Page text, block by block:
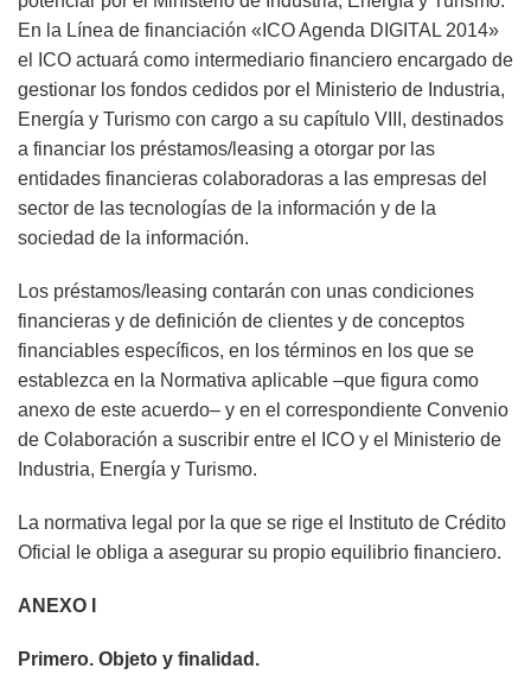
En la Línea de financiación «ICO Agenda DIGITAL 2014»
el ICO actuará como intermediario financiero encargado de
gestionar los fondos cedidos por el Ministerio de Industria,
Energía y Turismo con cargo a su capítulo VIII, destinados
a financiar los préstamos/leasing a otorgar por las
entidades financieras colaboradoras a las empresas del
sector de las tecnologías de la información y de la
sociedad de la información.
Los préstamos/leasing contarán con unas condiciones
financieras y de definición de clientes y de conceptos
financiables específicos, en los términos en los que se
establezca en la Normativa aplicable –que figura como
anexo de este acuerdo– y en el correspondiente Convenio
de Colaboración a suscribir entre el ICO y el Ministerio de
Industria, Energía y Turismo.
La normativa legal por la que se rige el Instituto de Crédito
Oficial le obliga a asegurar su propio equilibrio financiero.
ANEXO I
Primero. Objeto y finalidad.